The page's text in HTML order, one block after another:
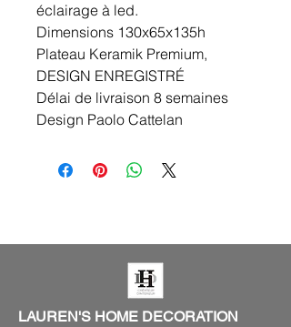
éclairage à led.
Dimensions 130x65x135h
Plateau Keramik Premium,
DESIGN ENREGISTRÉ
Délai de livraison 8 semaines
Design Paolo Cattelan
LAUREN'S HOME DECORATION